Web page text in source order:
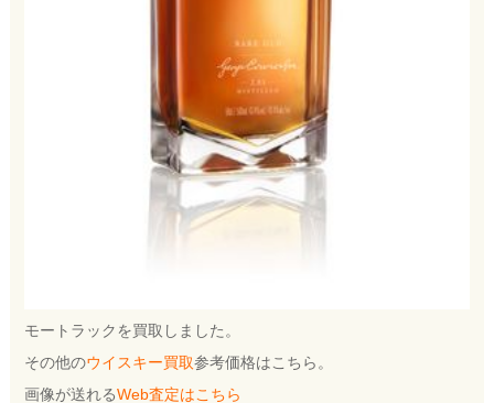
モートラックを買取しました。
その他のウイスキー買取参考価格はこちら。
画像が送れるWeb査定はこちら